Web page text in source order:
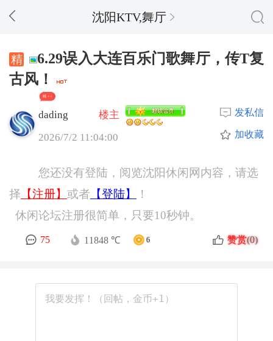
沈阳KTV,舞厅
6.29误入大连百乐门歌舞厅，传T复
古风！
精 + 4
dading
楼主
2026/7/2 11:04:00
发私信
加收藏
您还没有登陆，阅览沈阳休闲网内容，请选
择 【注册】 或者 【登陆】
！
休闲论坛注册很简单，只要10秒钟。
75 11848 ℃ 6 赞赏(0)